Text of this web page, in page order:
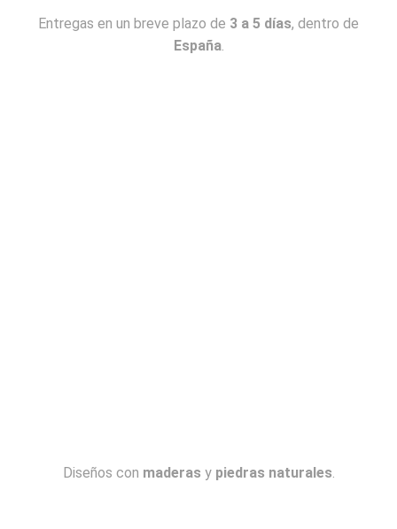
Entregas en un breve plazo de 3 a 5 días, dentro de
España.
Diseños con maderas y piedras naturales